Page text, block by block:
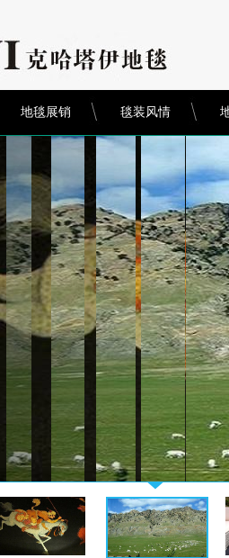
地毯展销 毯装风情